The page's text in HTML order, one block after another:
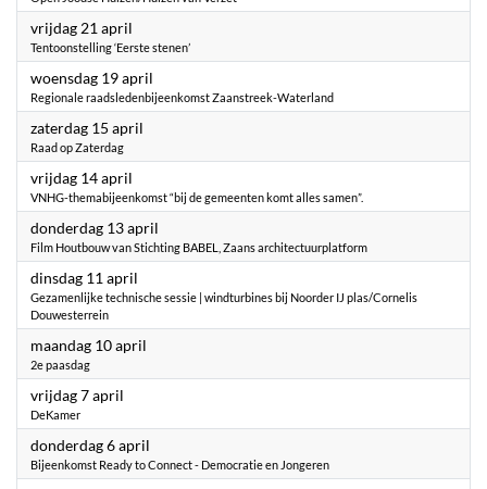
vrijdag 21 april
Tentoonstelling ‘Eerste stenen’
woensdag 19 april
Regionale raadsledenbijeenkomst Zaanstreek-Waterland
zaterdag 15 april
Raad op Zaterdag
vrijdag 14 april
VNHG-themabijeenkomst “bij de gemeenten komt alles samen”.
donderdag 13 april
Film Houtbouw van Stichting BABEL, Zaans architectuurplatform
dinsdag 11 april
Gezamenlijke technische sessie | windturbines bij Noorder IJ plas/Cornelis
Douwesterrein
maandag 10 april
2e paasdag
vrijdag 7 april
DeKamer
donderdag 6 april
Bijeenkomst Ready to Connect - Democratie en Jongeren